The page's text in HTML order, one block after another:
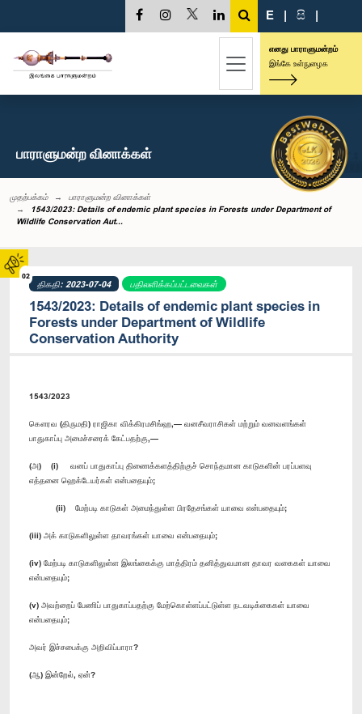
02
E | සි |
எனது பாராளுமன்றம்
இங்கே உள்நுழைக
பாராளுமன்ற வினாக்கள்
முதற்பக்கம்
பாராளுமன்ற வினாக்கள்
1543/2023: Details of endemic plant species in Forests under Department of
Wildlife Conservation Aut...
திகதி: 2023-07-04 பதிலளிக்கப்பட்டவைகள்
1543/2023: Details of endemic plant species in
Forests under Department of Wildlife
Conservation Authority
1543/2023
கௌரவ (திருமதி) ராஜிகா விக்கிரமசிங்ஹ,— வனசீவராசிகள் மற்றும் வனவளங்கள்
பாதுகாப்பு அமைச்சரைக் கேட்பதற்கு,—
(அ) (i) வனப் பாதுகாப்பு திணைக்களத்திற்குச் சொந்தமான காடுகளின் பரப்பளவு
எத்தனை ஹெக்டேயர்கள் என்பதையும்;
(ii) மேற்படி காடுகள் அமைந்துள்ள பிரதேசங்கள் யாவை என்பதையும்;
(iii) அக் காடுகளிலுள்ள தாவரங்கள் யாவை என்பதையும்;
(iv) மேற்படி காடுகளிலுள்ள இலங்கைக்கு மாத்திரம் தனித்துவமான தாவர வகைகள் யாவை
என்பதையும்;
(v) அவற்றைப் பேணிப் பாதுகாப்பதற்கு மேற்கொள்ளப்பட்டுள்ள நடவடிக்கைகள் யாவை
என்பதையும்;
அவர் இச்சபைக்கு அறிவிப்பாரா?
(ஆ) இன்றேல், ஏன்?